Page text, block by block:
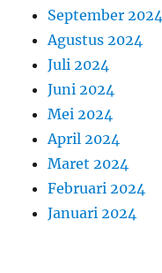
September 2024
Agustus 2024
Juli 2024
Juni 2024
Mei 2024
April 2024
Maret 2024
Februari 2024
Januari 2024